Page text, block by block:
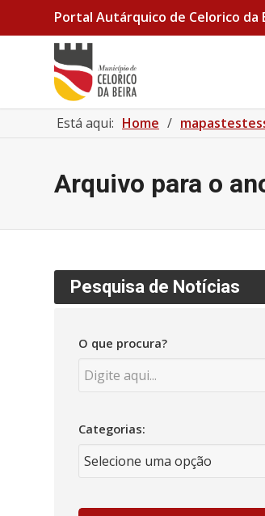
Portal Autárquico de Celorico da
Está aqui: Home /
Arquivo para o
Pesquisa de Notícias
O que procura?
Categorias: